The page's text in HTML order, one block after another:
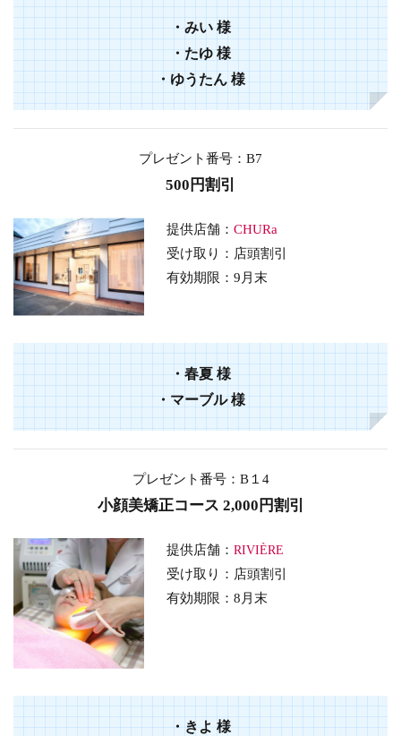
・みい様
・たゆ様
・ゆうたん様
プレゼント番号：B7
500円割引
提供店舗：CHURa
受け取り ：店頭割引
有効期限：9 月末
・春夏様
・マーブル様
プレゼント番号：B１4
小顔美矯正コース 2,000円割引
提供店舗：RIVIÈRE
受け取り：店頭割引
有効期限：8月末
・きよ様